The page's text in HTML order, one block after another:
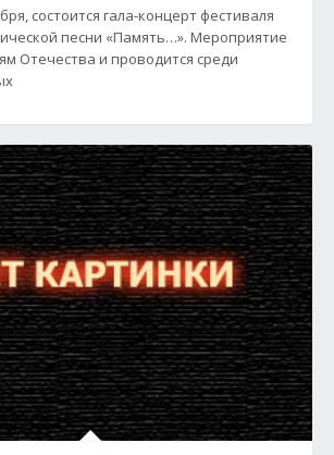
состоится гала-концерт фестиваля
песни «Память…». Мероприятие
Отечества и проводится среди